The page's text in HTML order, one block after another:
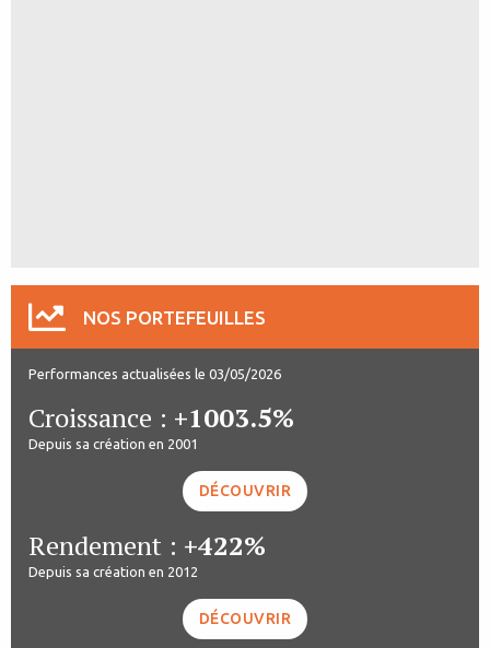
NOS PORTEFEUILLES
Performances actualisées le 03/05/2026
Croissance : +1003.5%
Depuis sa création en 2001
DÉCOUVRIR
Rendement : +422%
Depuis sa création en 2012
DÉCOUVRIR